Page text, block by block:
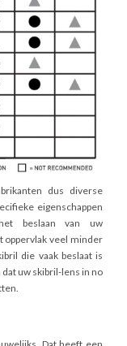
dus diverse
eigenschappen
beslaan van uw
oppervlak veel minder
die vaak beslaat is
uw skibril-lens in no